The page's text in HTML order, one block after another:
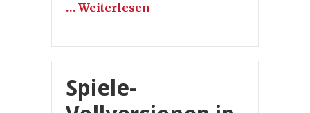
… Weiterlesen
Spiele-